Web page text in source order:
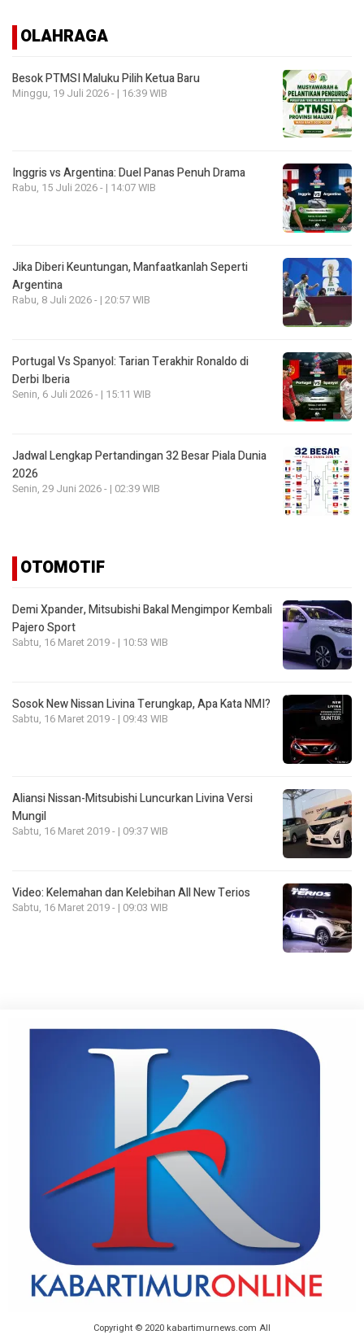
OLAHRAGA
Besok PTMSI Maluku Pilih Ketua Baru
Minggu, 19 Juli 2026 - | 16:39 WIB
Inggris vs Argentina: Duel Panas Penuh Drama
Rabu, 15 Juli 2026 - | 14:07 WIB
Jika Diberi Keuntungan, Manfaatkanlah Seperti
Argentina
Rabu, 8 Juli 2026 - | 20:57 WIB
Portugal Vs Spanyol: Tarian Terakhir Ronaldo di
Derbi Iberia
Senin, 6 Juli 2026 - | 15:11 WIB
Jadwal Lengkap Pertandingan 32 Besar Piala Dunia
2026
Senin, 29 Juni 2026 - | 02:39 WIB
OTOMOTIF
Demi Xpander, Mitsubishi Bakal Mengimpor Kembali
Pajero Sport
Sabtu, 16 Maret 2019 - | 10:53 WIB
Sosok New Nissan Livina Terungkap, Apa Kata NMI?
Sabtu, 16 Maret 2019 - | 09:43 WIB
Aliansi Nissan-Mitsubishi Luncurkan Livina Versi
Mungil
Sabtu, 16 Maret 2019 - | 09:37 WIB
Video: Kelemahan dan Kelebihan All New Terios
Sabtu, 16 Maret 2019 - | 09:03 WIB
Copyright © 2020 kabartimurnews.com All